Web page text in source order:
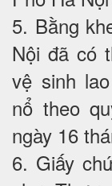
5. Bằng
Nội đã có
vệ sinh
nổ theo
ngày 16
6. Giấy